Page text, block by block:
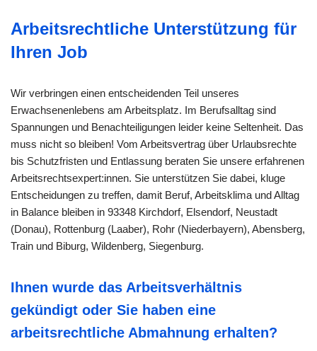
Arbeitsrechtliche Unterstützung für
Ihren Job
Wir verbringen einen entscheidenden Teil unseres
Erwachsenenlebens am Arbeitsplatz. Im Berufsalltag sind
Spannungen und Benachteiligungen leider keine Seltenheit. Das
muss nicht so bleiben! Vom Arbeitsvertrag über Urlaubsrechte
bis Schutzfristen und Entlassung beraten Sie unsere erfahrenen
Arbeitsrechtsexpert:innen. Sie unterstützen Sie dabei, kluge
Entscheidungen zu treffen, damit Beruf, Arbeitsklima und Alltag
in Balance bleiben in 93348 Kirchdorf, Elsendorf, Neustadt
(Donau), Rottenburg (Laaber), Rohr (Niederbayern), Abensberg,
Train und Biburg, Wildenberg, Siegenburg.
Ihnen wurde das Arbeitsverhältnis
gekündigt oder Sie haben eine
arbeitsrechtliche Abmahnung erhalten?